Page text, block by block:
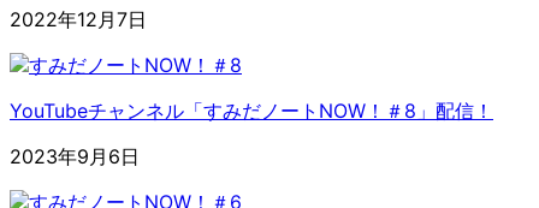
2022年12月7日
YouTubeチャンネル「すみだノートNOW！＃8」配信！
2023年9月6日